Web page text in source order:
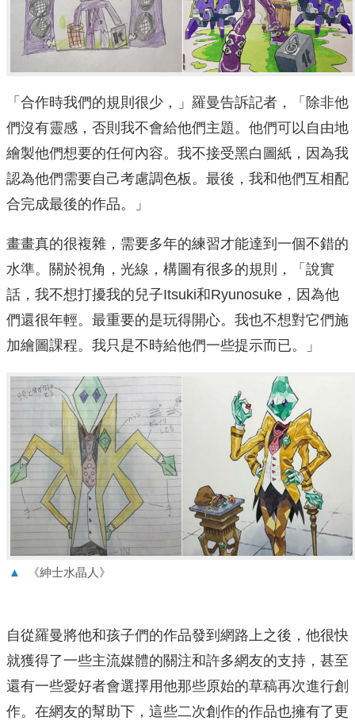
「合作時我們的規則很少，」羅曼告訴記者，「除非他
們沒有靈感，否則我不會給他們主題。他們可以自由地
繪製他們想要的任何內容。我不接受黑白圖紙，因為我
認為他們需要自己考慮調色板。最後，我和他們互相配
合完成最後的作品。」
畫畫真的很複雜，需要多年的練習才能達到一個不錯的
水準。關於視角，光線，構圖有很多的規則，「說實
話，我不想打擾我的兒子Itsuki和Ryunosuke，因為他
們還很年輕。最重要的是玩得開心。我也不想對它們施
加繪圖課程。我只是不時給他們一些提示而已。」
▲ 《紳士水晶人》
自從羅曼將他和孩子們的作品發到網路上之後，他很快
就獲得了一些主流媒體的關注和許多網友的支持，甚至
還有一些愛好者會選擇用他那些原始的草稿再次進行創
作。在網友的幫助下，這些二次創作的作品也擁有了更